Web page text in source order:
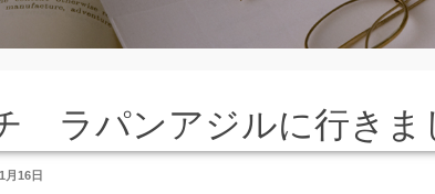
ラパンアジルに行きま
月16日